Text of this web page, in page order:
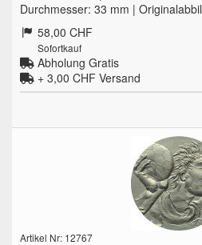
Durchmesser: 33 mm |
58,00 CHF
Sofortkauf
Abholung Gratis
+ 3,00 CHF Versand
Artikel Nr: 12767